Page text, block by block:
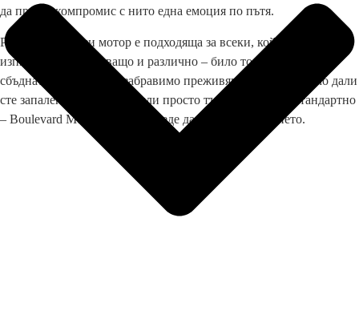
да правят компромис с нито една емоция по пътя.
Разходката с този мотор е подходяща за всеки, който иска да
изпита нещо вълнуващо и различно – било то като подарък,
сбъдната мечта или незабравимо преживяване. Независимо дали
сте запален моторен фен или просто търсите нещо нестандартно
– Boulevard M109R ще ви отведе далеч от ежедневието.